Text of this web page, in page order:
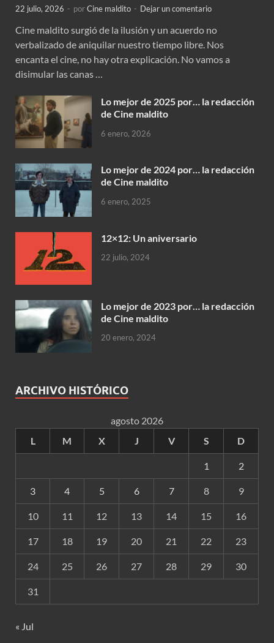
22 julio, 2026 - porCine maldito - Dejar un comentario
Cine maldito surgió de la ilusión y un acuerdo no
verbalizado de aniquilar nuestro tiempo libre. Nos
encanta el cine, no hay otra explicación. No vamos a
disimular las canas …
Lo mejor de 2025 por… la redacción
de Cine maldito
6 enero, 2026
Lo mejor de 2024 por… la redacción
de Cine maldito
6 enero, 2025
12×12: Un aniversario
22 julio, 2024
Lo mejor de 2023 por… la redacción
de Cine maldito
20 enero, 2024
ARCHIVO HISTÓRICO
agosto 2026
L
M X J V S D
1 2
3 4 5 6 7 8 9
10 11 12 13 14 15 16
17 18 19 20 21 22 23
24 25 26 27 28 29 30
31
« Jul